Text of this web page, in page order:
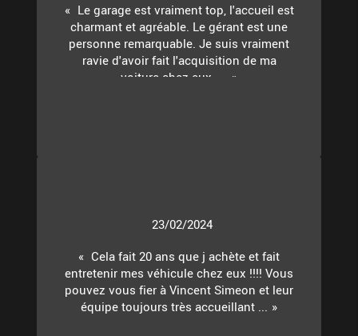
Le garage est vraiment top, l'accueil est
charmant et agréable. Le gérant est une
personne remarquable. Je suis vraiment
ravie d'avoir fait l'acquisition de ma
voiture chez eux. ...
23/02/2024
Cela fait 20 ans que j achète et fait
entretenir mes véhicule chez eux !!!! Vous
pouvez vous fier à Vincent Simeon et leur
équipe toujours très accueillant ...